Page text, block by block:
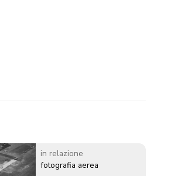
in relazione
fotografia aerea